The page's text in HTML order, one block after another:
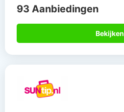
93 Aanbiedingen
Bekijken